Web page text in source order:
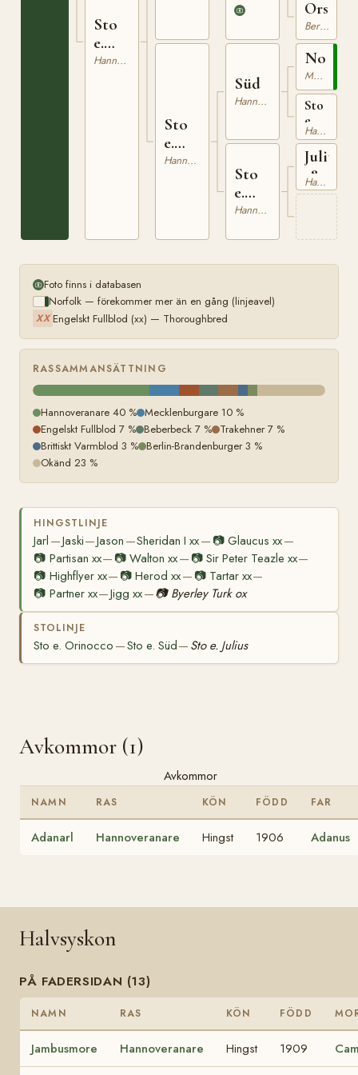
Sto
e.
Orinocco
Hannoveranare
Sto
e.
SüdHannoveranare
Süd
Hannoveranare
Sto
e.
Julius
Hannoveranare
Orsowa
Berlin-Brandenburger
Mecklenburgare
Sto
e.
The
Nigger
xx
Hannoveranare
Julius
Hannoveranare
Foto finns i databasen
Norfolk — förekommer mer än en gång (linjeavel)
XX Engelskt Fullblod (xx) — Thoroughbred
RASSAMMANSÄTTNING
Hannoveranare 40 % Mecklenburgare 10 %
Engelskt Fullblod 7 % Beberbeck 7 % Trakehner 7 %
Brittiskt Varmblod 3 % Berlin-Brandenburger 3 %
Okänd 23 %
HINGSTLINJE
Jarl —Jaski—Jason —Sheridan I xx— 📷Glaucus xx—
📷 Partisan xx— 📷Walton xx— 📷 Sir Peter Teazle xx—
📷 Highflyer xx— 📷Herod xx— 📷 Tartar xx—
📷 Partner xx—Jigg xx—📷 Byerley Turk ox
STOLINJE
Sto e. Orinocco —Sto e. Süd— Sto e. Julius
Avkommor (1)
Avkommor
NAMN RAS KÖN FÖDD FAR
Adanarl Hannoveranare Hingst 1906 Adanus
Halvsyskon
PÅ FADERSIDAN (13)
NAMN RAS KÖN FÖDD
Jambusmore Hannoveranare Hingst 1909